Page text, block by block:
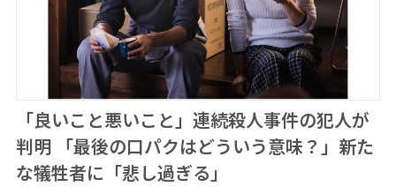
「良いこと悪いこと」連続殺人事件の犯人が
判明 「最後の口パクはどういう意味？」新た
な犠牲者に「悲し過ぎる」